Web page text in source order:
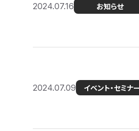
2024.07.16 お知らせ
2024.07.09 イベント・セミナ